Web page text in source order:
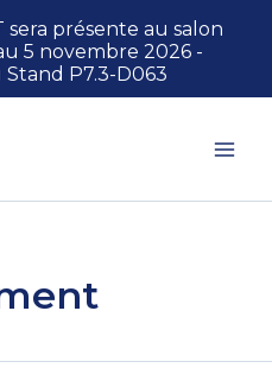
présente au salon
5 novembre 2026 -
P7.3-D063